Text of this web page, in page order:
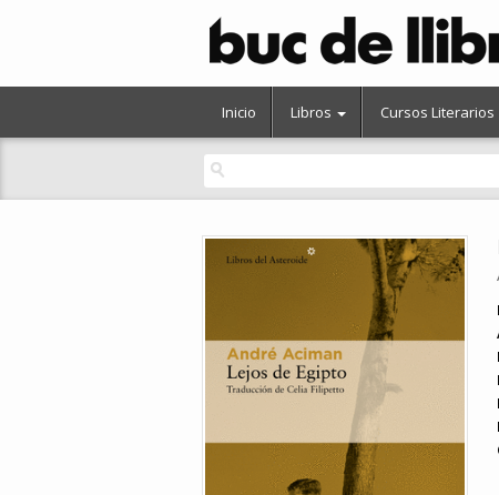
Inicio Libros Cursos Literarios